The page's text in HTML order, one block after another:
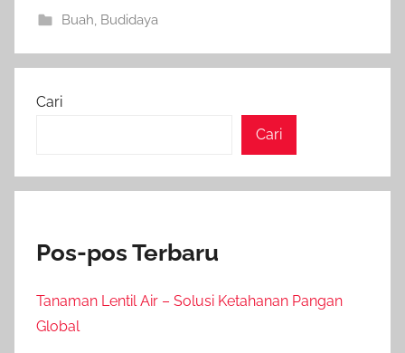
Buah Budidaya
Cari
Cari
Pos-pos Terbaru
Tanaman Lentil Air – Solusi Ketahanan Pangan
Global